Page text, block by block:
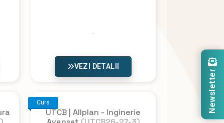
VEZI DETALII
Curs
UTCB | Allplan - Inginerie
Newsletter